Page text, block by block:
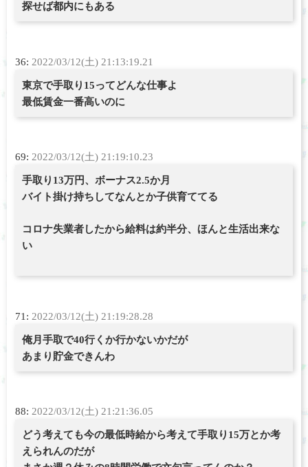
探せば都内にもある
36: 2022/03/12(土) 21:13:19.21
東京で手取り15ってどんな仕事よ
最低賃金一番高いのに
69: 2022/03/12(土) 21:19:10.23
手取り13万円、ボーナス2.5か月
バイト掛け持ちしてなんとか子供育ててる
コロナ失業者したから給料は約半分、ほんと生活出来な
い
71: 2022/03/12(土) 21:19:28.28
俺月手取で40行くか行かないかだが
あまり貯金できんわ
88: 2022/03/12(土) 21:21:36.05
どう考えても今の最低時給から考えて手取り15万とか考
えられんのだが